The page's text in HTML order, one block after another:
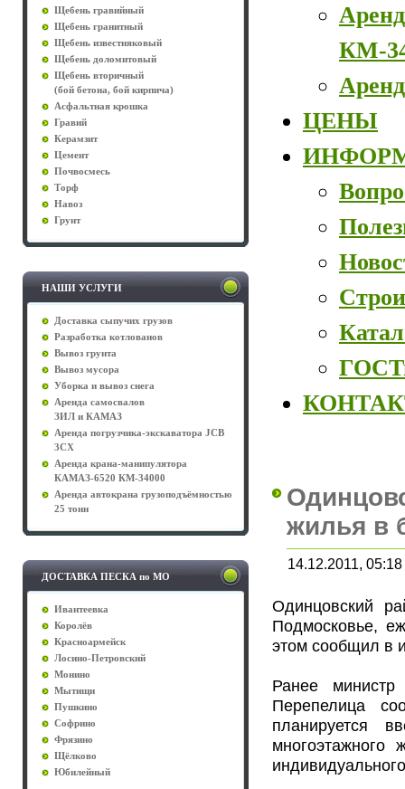
Щебень гравийный
Щебень гранитный
Щебень известняковый
Щебень доломитовый
Щебень вторичный
(бой бетона, бой кирпича)
Асфальтная крошка
Гравий
Керамзит
Цемент
Почвосмесь
Торф
Навоз
Грунт
НАШИ УСЛУГИ
Доставка сыпучих грузов
Разработка котлованов
Вывоз грунта
Вывоз мусора
Уборка и вывоз снега
Аренда самосвалов
ЗИЛ и КАМАЗ
Аренда погрузчика-экскаватора JCB
3CX
Аренда крана-манипулятора
КАМАЗ-6520 КМ-34000
Аренда автокрана грузоподъёмностью
25 тонн
ДОСТАВКА ПЕСКА по МО
Ивантеевка
Королёв
Красноармейск
Лосино-Петровский
Монино
Мытищи
Пушкино
Софрино
Фрязино
Щёлково
Юбилейный
КМ-
ЦЕНЫ
жилья в
14.12.2011,
Одинцовский
Подмосковье,
этом сообщил в
Ранее министр
Перепелица
планируется